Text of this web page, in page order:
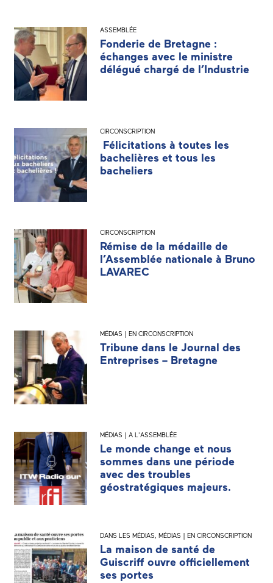
ASSEMBLÉE
Fonderie de Bretagne :
échanges avec le ministre
délégué chargé de l’Industrie
CIRCONSCRIPTION
Félicitations à toutes les
bachelières et tous les
bacheliers
CIRCONSCRIPTION
Rémise de la médaille de
l’Assemblée nationale à Bruno
LAVAREC
MÉDIAS | EN CIRCONSCRIPTION
Tribune dans le Journal des
Entreprises – Bretagne
MÉDIAS | A L'ASSEMBLÉE
Le monde change et nous
sommes dans une période
avec des troubles
géostratégiques majeurs.
DANS LES MÉDIAS, MÉDIAS | EN CIRCONSCRIPTION
La maison de santé de
Guiscriff ouvre officiellement
ses portes